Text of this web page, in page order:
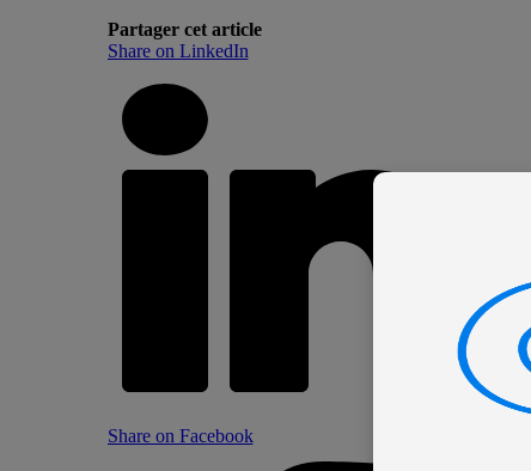
Partager cet article
Share on LinkedIn
Share on Facebook